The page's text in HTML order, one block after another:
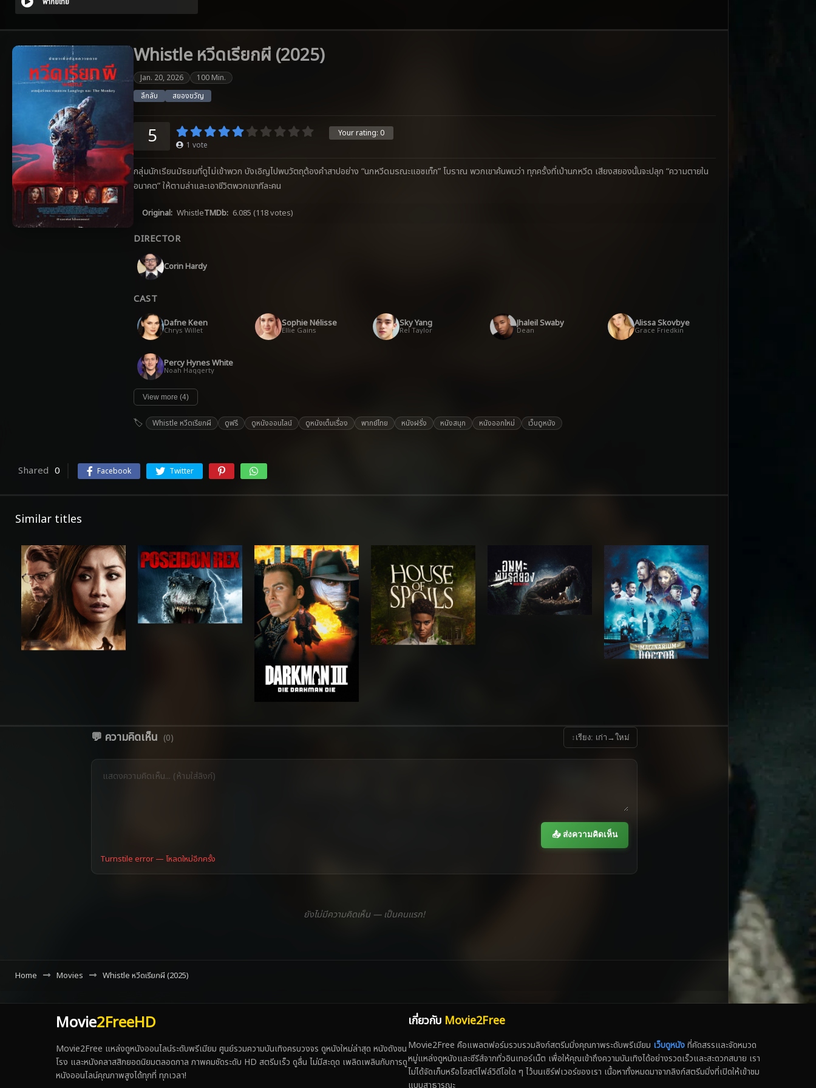
Whistle หวีดเรียกผี (2025)
Jan. 20, 2026
100 Min.
ลึกลับ
สยองขวัญ
Your rating: 0
5 1 vote
กลุ่มนักเรียนมัธยมที่ดูไม่เข้าพวก บังเอิญไปพบวัตถุต้องคำสาปอย่าง “นกหวีดมรณะแอซเท็ก” โบราณ พวกเขาค้นพบว่า ทุกครั้งที่เป่านกหวีด เสียงสยองนั้นจะปลุก “ความตายใน
อนาคต” ให้ตามล่าและเอาชีวิตพวกเขาทีละคน
Original: WhistleTMDb: 6.085 (118 votes)
DIRECTOR
Corin Hardy
CAST
Dafne Keen
Chrys Willet
Sophie Nélisse
Ellie Gains
Sky Yang
Rel Taylor
Jhaleil Swaby
Dean
Alissa Skovbye
Grace Friedkin
Percy Hynes White
Noah Haggerty
View more (4)
Whistle หวีดเรียกผี ดูฟรี ดูหนังออนไลน์ ดูหนังเต็มเรื่อง พากย์ไทย หนังฝรั่ง หนังสนุก หนังออกใหม่ เว็บดูหนัง
Shared 0 Facebook Twitter
Similar titles
💬 ความคิดเห็น (0) ↕ เรียง: เก่า→ใหม่
📤 ส่งความคิดเห็น
Turnstile error — โหลดใหม่อีกครั้ง
ยังไม่มีความคิดเห็น — เป็นคนแรก!
Home Movies Whistle หวีดเรียกผี (2025)
Movie2FreeHD
Movie2Free แหล่งดูหนังออนไลน์ระดับพรีเมียม ศูนย์รวมความบันเทิงครบวงจร ดูหนังใหม่ล่าสุด หนังดังชน
โรง และหนังคลาสสิกยอดนิยมตลอดกาล ภาพคมชัดระดับ HD สตรีมเร็ว ดูลื่น ไม่มีสะดุด เพลิดเพลินกับการดู
หนังออนไลน์คุณภาพสูงได้ทุกที่ ทุกเวลา!
เกี่ยวกับ Movie2Free
Movie2Free คือแพลตฟอร์มรวบรวมลิงก์สตรีมมิ่งคุณภาพระดับพรีเมียม เว็บดูหนังที่คัดสรรและจัดหมวด
หมู่แหล่งดูหนังและซีรีส์จากทั่วอินเทอร์เน็ต เพื่อให้คุณเข้าถึงความบันเทิงได้อย่างรวดเร็วและสะดวกสบาย เรา
ไม่ได้จัดเก็บหรือโฮสต์ไฟล์วิดีโอใด ๆ ไว้บนเซิร์ฟเวอร์ของเรา เนื้อหาทั้งหมดมาจากลิงก์สตรีมมิ่งที่เปิดให้เข้าชม